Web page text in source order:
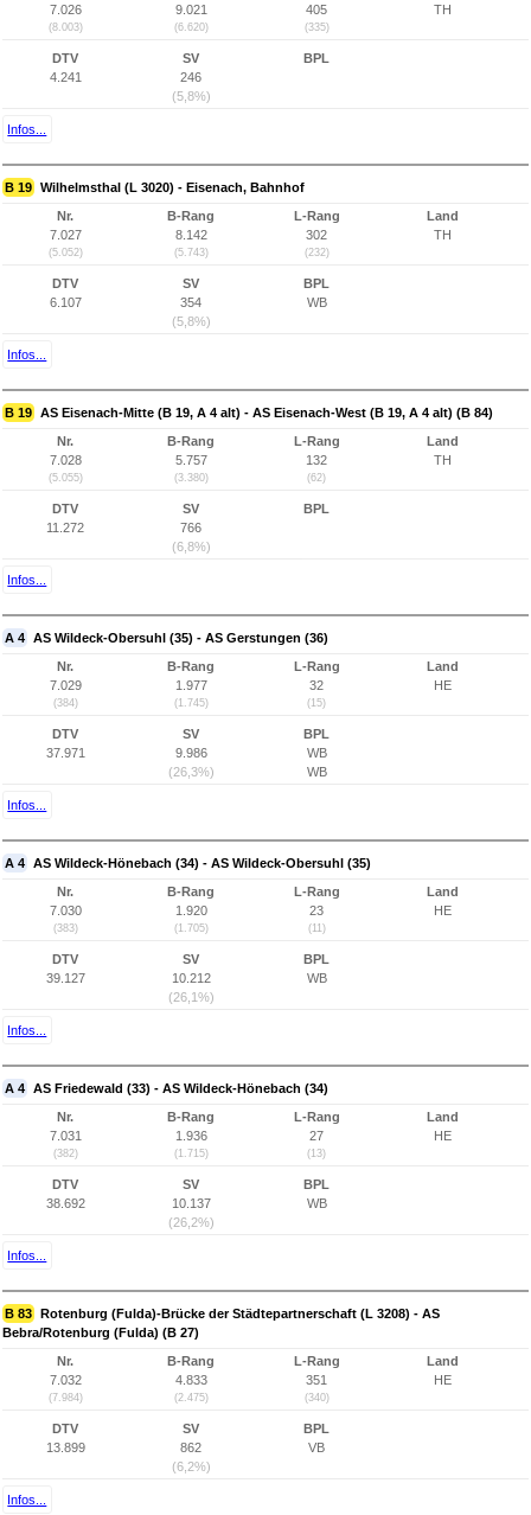
7.026
(8.003)
9.021
(6.620)
405
(335)
TH
DTV
4.241
SV
246
(5,8%)
BPL
Infos...
B 19 Wilhelmsthal (L 3020) - Eisenach, Bahnhof
Nr.
7.027
(5.052)
B-Rang
8.142
(5.743)
L-Rang
302
(232)
Land
TH
DTV
6.107
SV
354
(5,8%)
BPL
WB
Infos...
B 19 AS Eisenach-Mitte (B 19, A 4 alt) - AS Eisenach-West (B 19, A 4 alt) (B 84)
Nr.
7.028
(5.055)
B-Rang
5.757
(3.380)
L-Rang
132
(62)
Land
TH
DTV
11.272
SV
766
(6,8%)
BPL
Infos...
A 4 AS Wildeck-Obersuhl (35) - AS Gerstungen (36)
Nr.
7.029
(384)
B-Rang
1.977
(1.745)
L-Rang
32
(15)
Land
HE
DTV
37.971
SV
9.986
(26,3%)
BPL
WB
WB
Infos...
A 4 AS Wildeck-Hönebach (34) - AS Wildeck-Obersuhl (35)
Nr.
7.030
(383)
B-Rang
1.920
(1.705)
L-Rang
23
(11)
Land
HE
DTV
39.127
SV
10.212
(26,1%)
BPL
WB
Infos...
A 4 AS Friedewald (33) - AS Wildeck-Hönebach (34)
Nr.
7.031
(382)
B-Rang
1.936
(1.715)
L-Rang
27
(13)
Land
HE
DTV
38.692
SV
10.137
(26,2%)
BPL
WB
Infos...
B 83 Rotenburg (Fulda)-Brücke der Städtepartnerschaft (L 3208) - AS
Bebra/Rotenburg (Fulda) (B 27)
Nr.
7.032
(7.984)
B-Rang
4.833
(2.475)
L-Rang
351
(340)
Land
HE
DTV
13.899
SV
862
(6,2%)
BPL
VB
Infos...